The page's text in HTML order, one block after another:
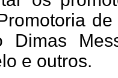
Dimas
e outros.